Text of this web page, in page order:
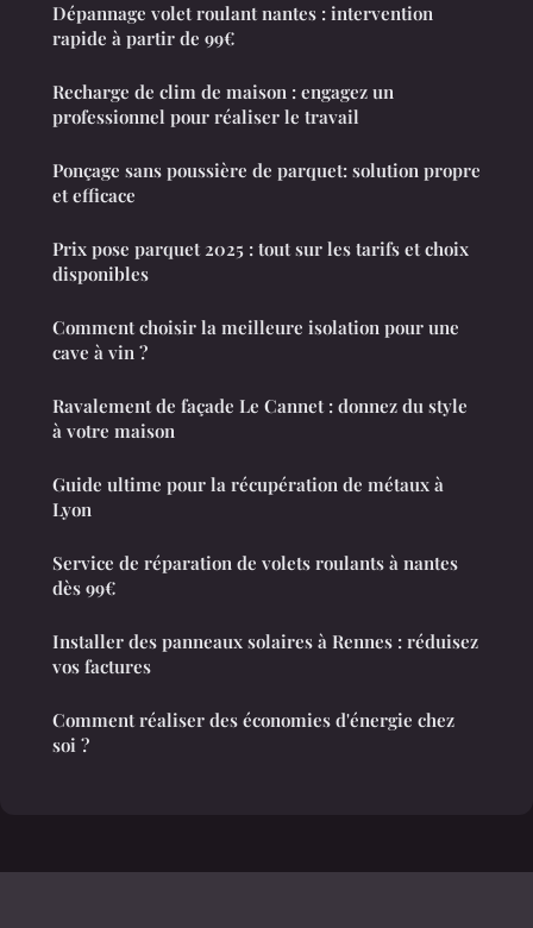
Dépannage volet roulant nantes : intervention
rapide à partir de 99€
Recharge de clim de maison : engagez un
professionnel pour réaliser le travail
Ponçage sans poussière de parquet: solution propre
et efficace
Prix pose parquet 2025 : tout sur les tarifs et choix
disponibles
Comment choisir la meilleure isolation pour une
cave à vin ?
Ravalement de façade Le Cannet : donnez du style
à votre maison
Guide ultime pour la récupération de métaux à
Lyon
Service de réparation de volets roulants à nantes
dès 99€
Installer des panneaux solaires à Rennes : réduisez
vos factures
Comment réaliser des économies d'énergie chez
soi ?